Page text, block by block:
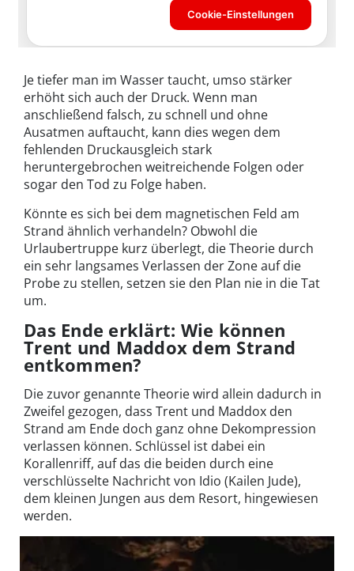
Je tiefer man im Wasser taucht, umso stärker
erhöht sich auch der Druck. Wenn man
anschließend falsch, zu schnell und ohne
Ausatmen auftaucht, kann dies wegen dem
fehlenden Druckausgleich stark
heruntergebrochen weitreichende Folgen oder
sogar den Tod zu Folge haben.
Könnte es sich bei dem magnetischen Feld am
Strand ähnlich verhandeln? Obwohl die
Urlaubertruppe kurz überlegt, die Theorie durch
ein sehr langsames Verlassen der Zone auf die
Probe zu stellen, setzen sie den Plan nie in die Tat
um.
Das Ende erklärt: Wie können
Trent und Maddox dem Strand
entkommen?
Die zuvor genannte Theorie wird allein dadurch in
Zweifel gezogen, dass Trent und Maddox den
Strand am Ende doch ganz ohne Dekompression
verlassen können. Schlüssel ist dabei ein
Korallenriff, auf das die beiden durch eine
verschlüsselte Nachricht von Idio (Kailen Jude),
dem kleinen Jungen aus dem Resort, hingewiesen
werden.